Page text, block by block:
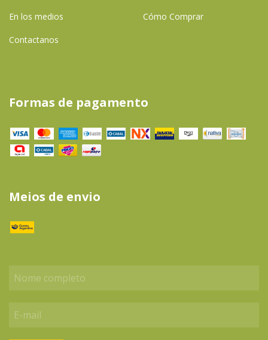
En los medios Cómo Comprar
Contactanos
Formas de pagamento
Meios de envio